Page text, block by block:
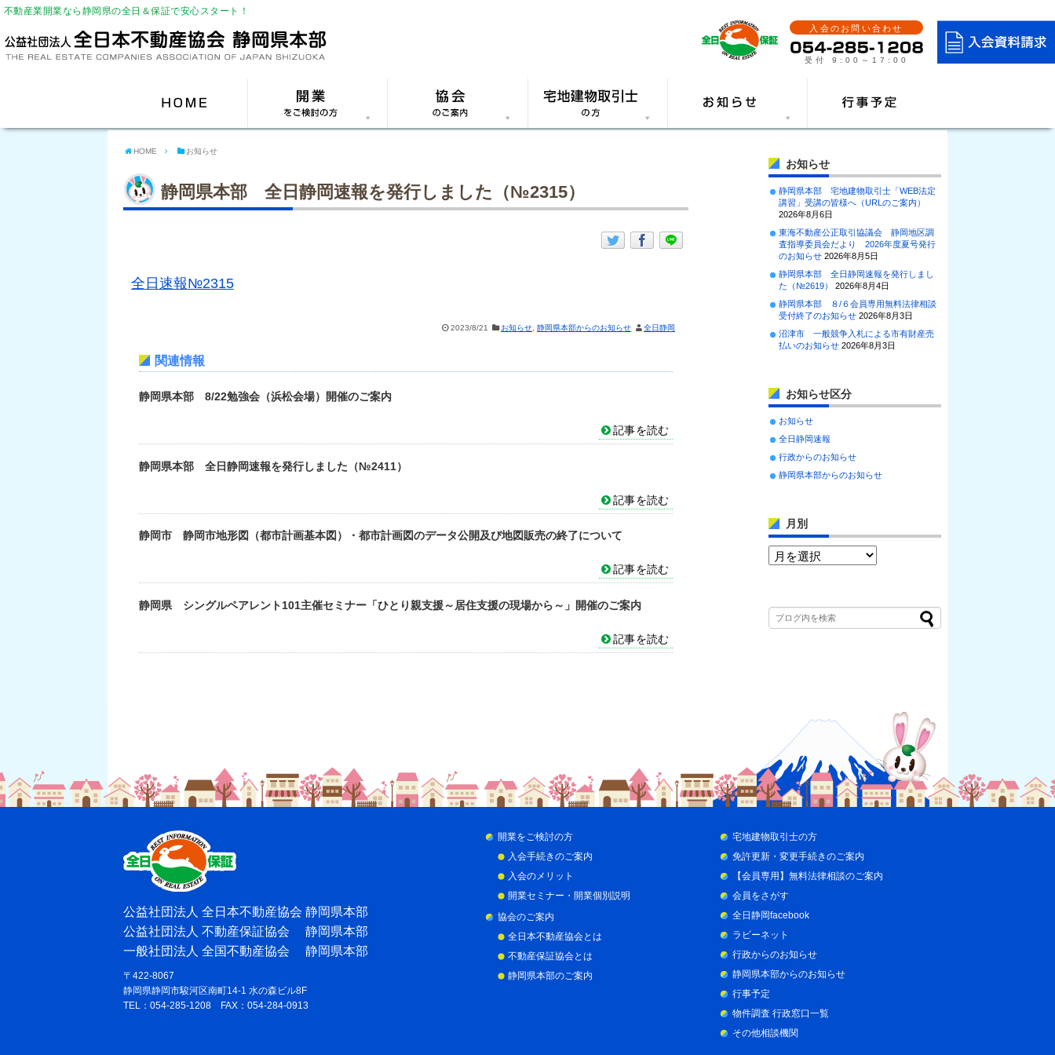
不動産業開業なら静岡県の全日＆保証で安心スタート！
入会のお問い合わせ
受付 9:00～17:00
HOME お知らせ
静岡県本部 全日静岡速報を発行しました（№2315）
全日速報№2315
2023/8/21 お知らせ,静岡県本部からのお知らせ 全日静岡
関連情報
静岡県本部 8/22勉強会（浜松会場）開催のご案内
記事を読む
静岡県本部 全日静岡速報を発行しました（№2411）
記事を読む
静岡市 静岡市地形図（都市計画基本図）・都市計画図のデータ公開及び地図販売の終了について
記事を読む
静岡県 シングルペアレント101主催セミナー「ひとり親支援～居住支援の現場から～」開催のご案内
記事を読む
お知らせ
静岡県本部 宅地建物取引士「WEB法定
講習」受講の皆様へ（URLのご案内）
2026年8月6日
東海不動産公正取引協議会 静岡地区調
査指導委員会だより 2026年度夏号発行
のお知らせ 2026年8月5日
静岡県本部 全日静岡速報を発行しまし
た（№2619）
2026年8月4日
静岡県本部 ８/６会員専用無料法律相談
受付終了のお知らせ 2026年8月3日
沼津市 一般競争入札による市有財産売
払いのお知らせ 2026年8月3日
お知らせ区分
お知らせ
全日静岡速報
行政からのお知らせ
静岡県本部からのお知らせ
月別
公益社団法人 全日本不動産協会 静岡県本部
公益社団法人 不動産保証協会 静岡県本部
一般社団法人 全国不動産協会 静岡県本部
〒422-8067
静岡県静岡市駿河区南町14-1 水の森ビル8F
TEL：054-285-1208 FAX：054-284-0913
開業をご検討の方
入会手続きのご案内
入会のメリット
開業セミナー・開業個別説明
協会のご案内
全日本不動産協会とは
不動産保証協会とは
静岡県本部のご案内
宅地建物取引士の方
免許更新・変更手続きのご案内
【会員専用】無料法律相談のご案内
会員をさがす
全日静岡facebook
ラビーネット
行政からのお知らせ
静岡県本部からのお知らせ
行事予定
物件調査 行政窓口一覧
その他相談機関